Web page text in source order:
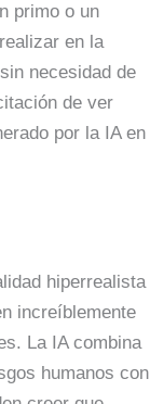
primo o un
en la
necesidad de
de ver
por la IA en
hiperrealista
increíblemente
La IA combina
humanos con